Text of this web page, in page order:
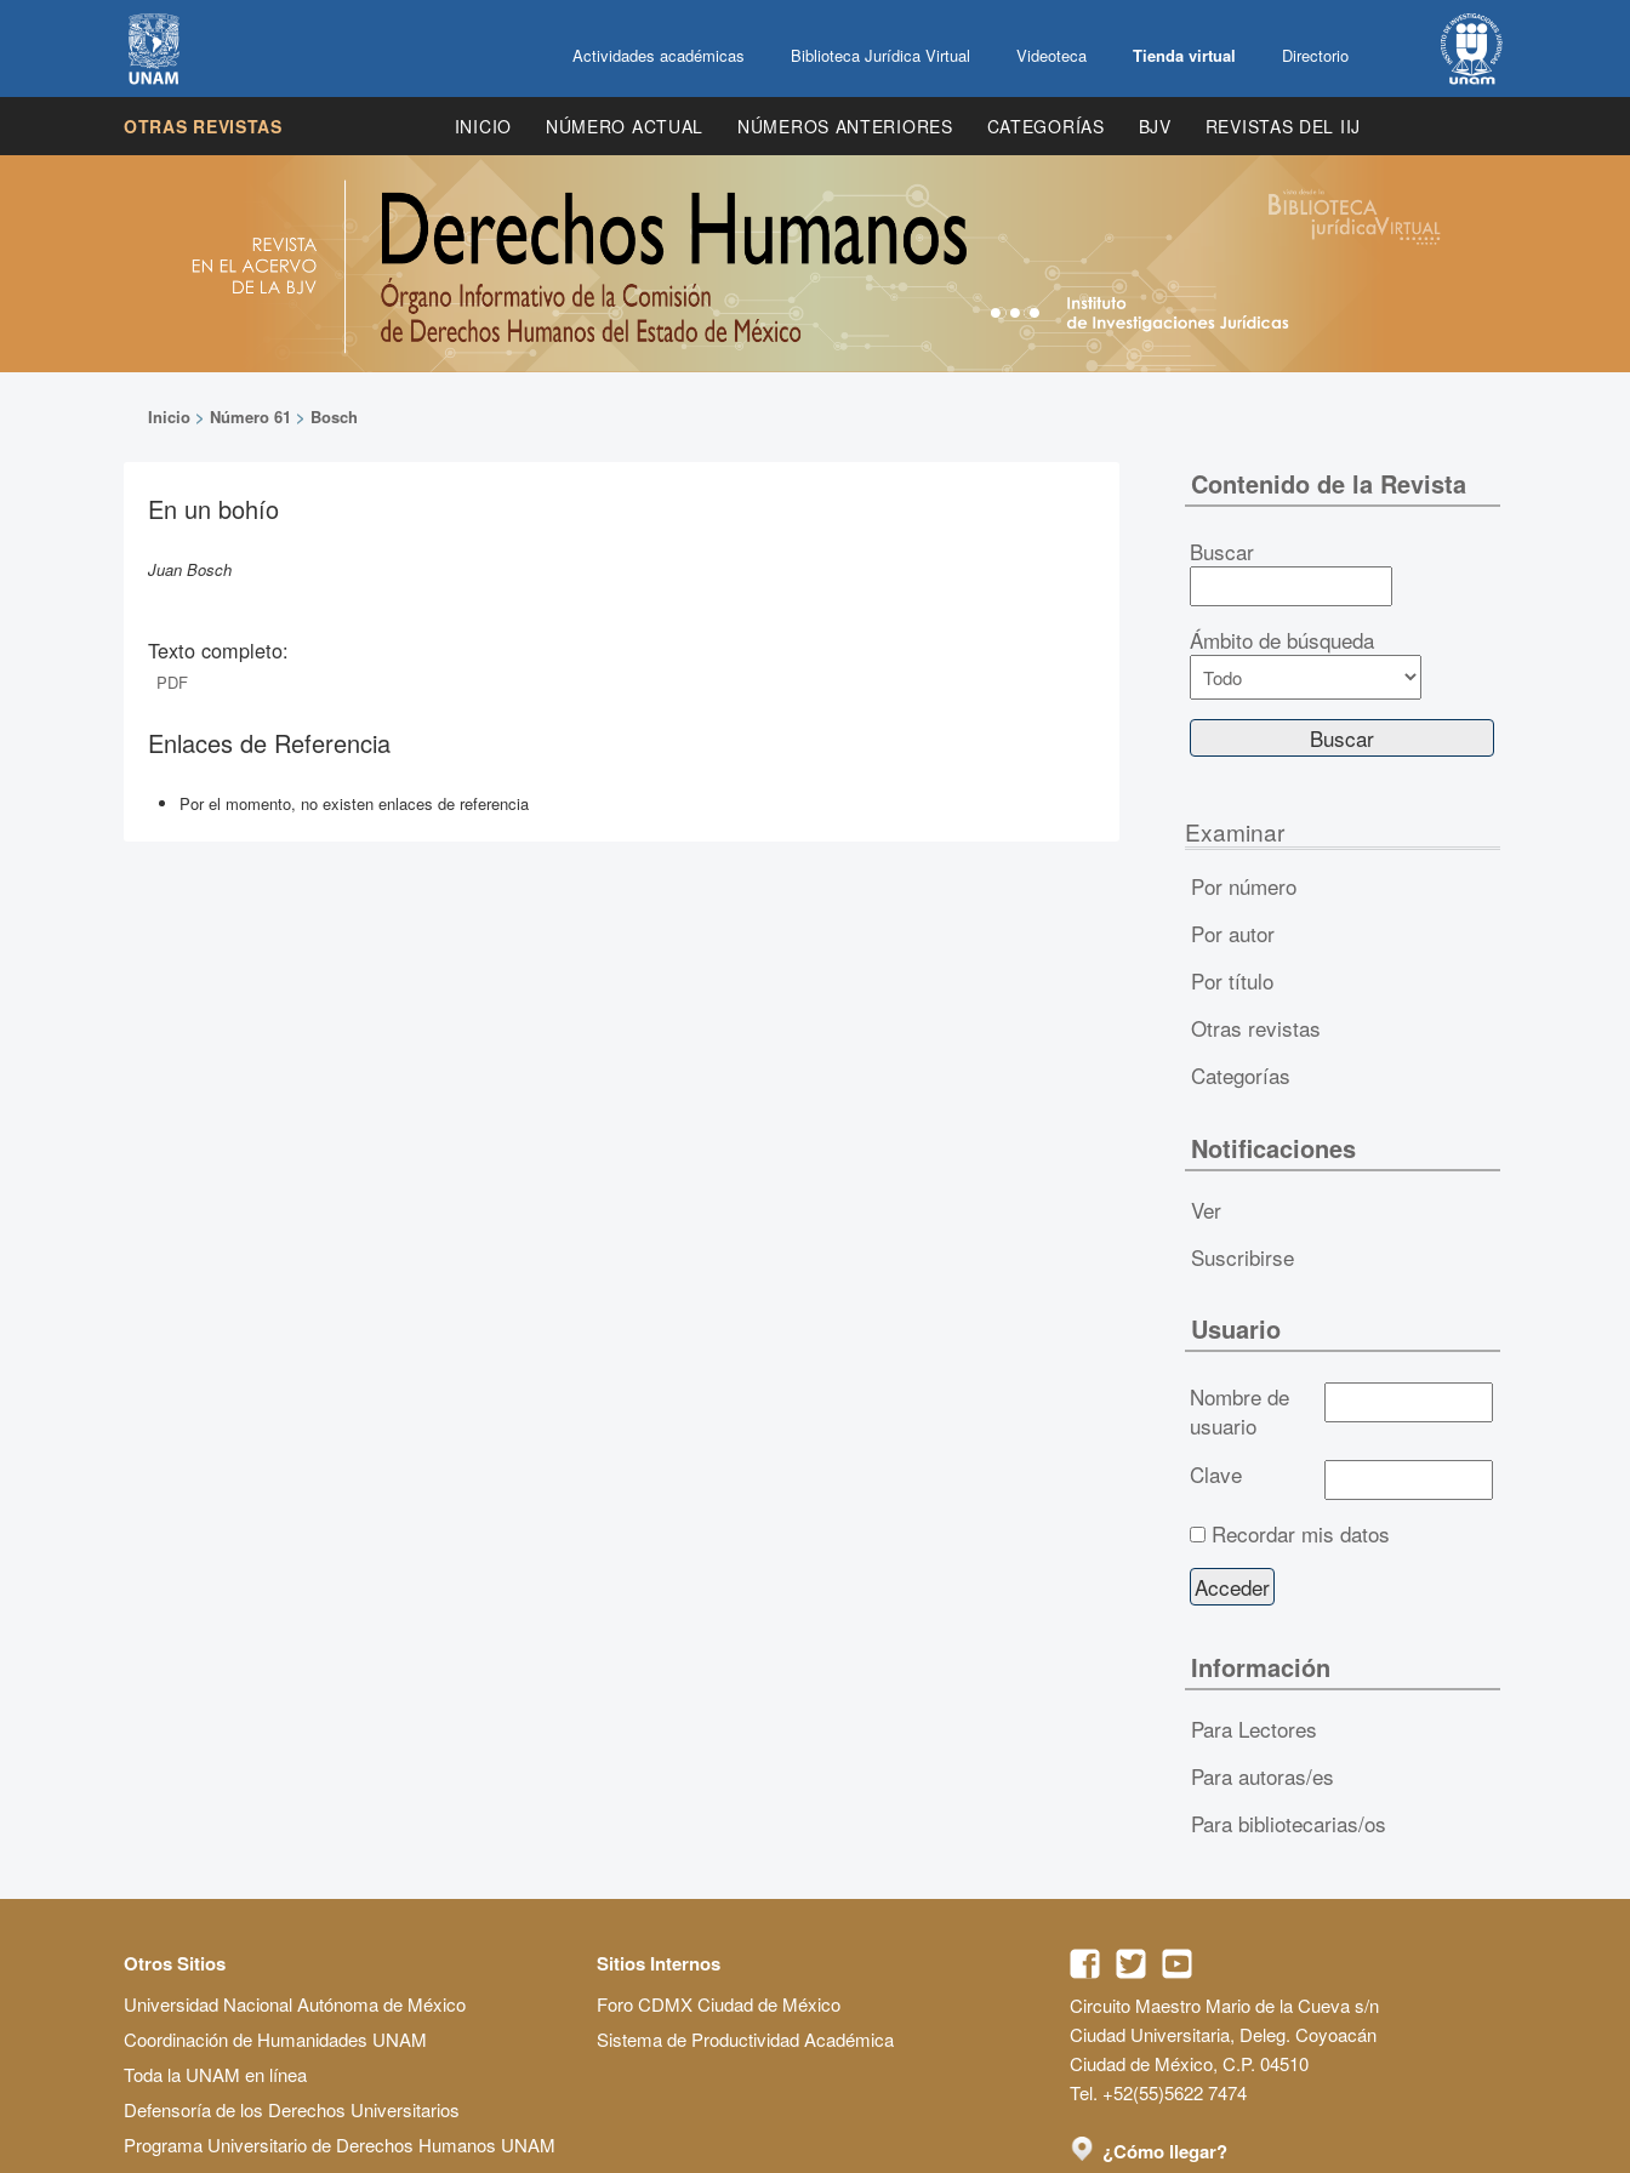
Actividades académicas Biblioteca Jurídica Virtual Videoteca Tienda virtual Directorio
OTRAS REVISTAS INICIO NÚMERO ACTUAL NÚMEROS ANTERIORES CATEGORÍAS BJV REVISTAS DEL IIJ
Inicio > Número 61 > Bosch
En un bohío
Juan Bosch
Texto completo:
PDF
Enlaces de Referencia
Por el momento, no existen enlaces de referencia
Contenido de la Revista
Buscar
Ámbito de búsqueda
Examinar
Por número
Por autor
Por título
Otras revistas
Categorías
Notificaciones
Ver
Suscribirse
Usuario
Nombre de
usuario
Clave
Recordar mis datos
Información
Para Lectores
Para autoras/es
Para bibliotecarias/os
Otros Sitios
Universidad Nacional Autónoma de México
Coordinación de Humanidades UNAM
Toda la UNAM en línea
Defensoría de los Derechos Universitarios
Programa Universitario de Derechos Humanos UNAM
Sitios Internos
Foro CDMX Ciudad de México
Sistema de Productividad Académica
Circuito Maestro Mario de la Cueva s/n
Ciudad Universitaria, Deleg. Coyoacán
Ciudad de México, C.P. 04510
Tel. +52(55)5622 7474
¿Cómo llegar?